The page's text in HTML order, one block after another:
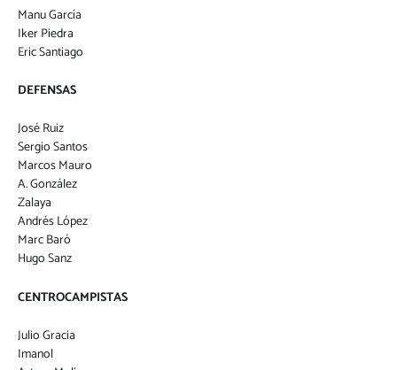
Manu García
Iker Piedra
Eric Santiago
DEFENSAS
José Ruiz
Sergio Santos
Marcos Mauro
A. González
Zalaya
Andrés López
Marc Baró
Hugo Sanz
CENTROCAMPISTAS
Julio Gracia
Imanol